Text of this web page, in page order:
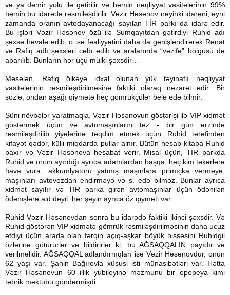
və ya dəmir yolu ilə gətirilir və həmin nəqliyyat vasitələrinin 99%
həmin bu idarədə rəsmiləşdirilir. Vəzir Həsənov nəyinki idarəni, eyni
zamanda oranın avtodayanacağı sayılan TİR parkı da idarə edir.
Bu işləri Vəzir Həsənov özü ilə Sumqayıtdan gətirdiyi Ruhid adı
şəxsə həvalə edib, o isə fəaliyyətini daha da genişləndirərək Renat
və Rafiq adlı şəxsləri cəlb edib və aralarında “vəzifə” bölgüsü də
aparılıb. Bunların hər üçü mülki şəxsdir…
Məsələn, Rafiq ölkəyə idxal olunan yük təyinatlı nəqliyyat
vasitələrinin rəsmiləşdirilməsinə faktiki olaraq nəzarət edir. Bir
sözlə, ondan aşağı qiymətə heç gömrükçülər belə edə bilmir.
Süni növbələr yaratmaqla, Vəzir Həsənovun göstərişi ilə VİP xidmət
göstərmək üçün və avtomaşınların tez - bir gün ərzində
rəsmiləşdirilib yiyələrinə təqdim etmək üçün Ruhid tərəfindən
kifayət qədər, külli miqdarda pullar alnır. Bütün hesab-kitaba Ruhid
baxır və Vəzir Həsənova hesabat verir. Misal üçün, TİR parkda
Ruhid və onun ayırdığı ayrıca adamlardan başqa, heç kim təkərlərə
hava vura, akkumlyatoru yatmış maşınlara primıçka verməyə,
maşınları avtovozdan endirməyə və s. edə bilməz. Bunlar ayrıca
xidmət sayılır və TİR parka girən avtomaşınlar üçün ödənilən
ödənişlərə aid deyil, hər şeyin ayrıca öz qiyməti var…
Ruhid Vəzir Həsənovdan sonra bu idarədə faktiki ikinci şəxsdir. Və
Ruhid göstərən VİP xidmətə gömrük rəsmiləşdirilməsinin daha ucuz
etdiyi üçün arada olan fərqin açıq-aşkar böyük hissəsini Ruhidgil
özlərinə götürürlər və bildirirlər ki, bu AĞSAQQALIN payıdır və
verilməlidir. AĞSAQQAL adlandırnıqları isə Vəzir Həsənovdur, onun
62 yaşı var. Şahin Bağırovla xüsusi isti münasibətləri var. Hətta
Vəzir Həsənovun 60 illik yubileyinə məzmunu bir epopeya kimi
təbrik məktubu göndərmişdi…